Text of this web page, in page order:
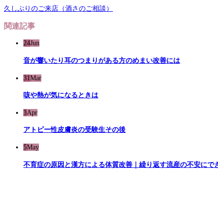
久しぶりのご来店（酒さのご相談）
関連記事
24Jun
音が響いたり耳のつまりがある方のめまい改善には
31Mar
咳や熱が気になるときは
3Apr
アトピー性皮膚炎の受験生その後
5May
不育症の原因と漢方による体質改善｜繰り返す流産の不安にで